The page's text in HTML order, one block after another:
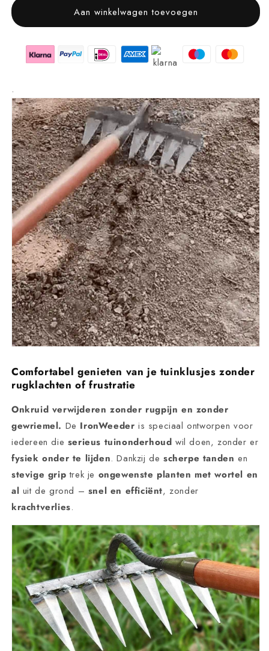
Aan winkelwagen toevoegen
.
Comfortabel genieten van je tuinklusjes zonder
rugklachten of frustratie
Onkruid verwijderen zonder rugpijn en zonder
gewriemel. De IronWeeder is speciaal ontworpen voor
iedereen die serieus tuinonderhoud wil doen, zonder er
fysiek onder te lijden. Dankzij descherpe tanden en
stevige grip trek je ongewenste planten met wortel en
al uit de grond – snel en efficiënt, zonder
krachtverlies.